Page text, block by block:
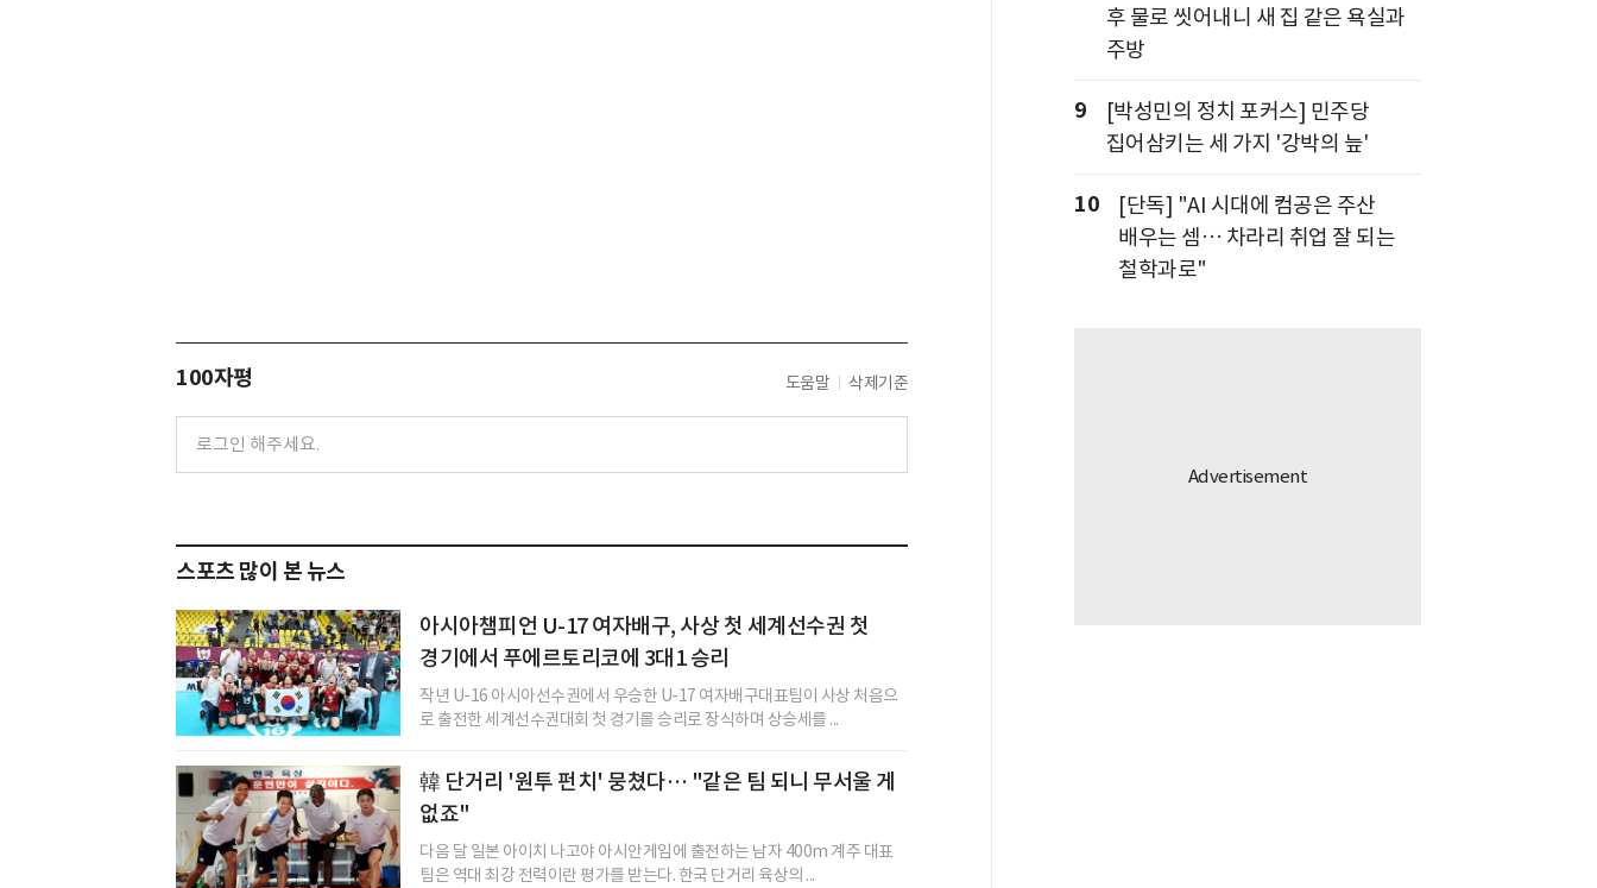
100자평 도움말 삭제기준
스포츠 많이 본 뉴스
아시아챔피언 U-17 여자배구, 사상 첫 세계선수권 첫
경기에서 푸에르토리코에 3대1 승리
작년 U-16 아시아선수권에서 우승한 U-17 여자배구대표팀이 사상 처음으
로 출전한 세계선수권대회 첫 경기를 승리로 장식하며 상승세를 ...
韓 단거리 '원투 펀치' 뭉쳤다… "같은 팀 되니 무서울 게
없죠"
다음 달 일본 아이치 나고야 아시안게임에 출전하는 남자 400m 계주 대표
팀은 역대 최강 전력이란 평가를 받는다. 한국 단거리 육상의 ...
후 물로 씻어내니 새 집 같은 욕실과
주방
9
[박성민의 정치 포커스] 민주당
집어삼키는 세 가지 '강박의 늪'
10
[단독] "AI 시대에 컴공은 주산
배우는 셈… 차라리 취업 잘 되는
철학과로"